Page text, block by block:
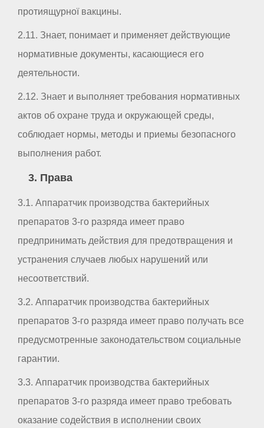
протиящурної вакцины.
2.11. Знает, понимает и применяет действующие
нормативные документы, касающиеся его
деятельности.
2.12. Знает и выполняет требования нормативных
актов об охране труда и окружающей среды,
соблюдает нормы, методы и приемы безопасного
выполнения работ.
3. Права
3.1. Аппаратчик производства бактерийных
препаратов 3-го разряда имеет право
предпринимать действия для предотвращения и
устранения случаев любых нарушений или
несоответствий.
3.2. Аппаратчик производства бактерийных
препаратов 3-го разряда имеет право получать все
предусмотренные законодательством социальные
гарантии.
3.3. Аппаратчик производства бактерийных
препаратов 3-го разряда имеет право требовать
оказание содействия в исполнении своих